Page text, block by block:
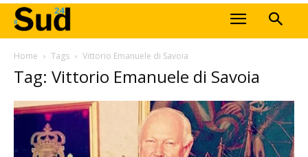
Home Tags Vittorio Emanuele di Savoia
Tag: Vittorio Emanuele di Savoia